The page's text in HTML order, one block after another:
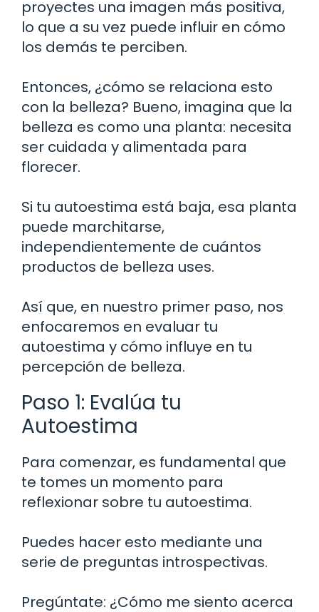
proyectes una imagen más positiva,
lo que a su vez puede influir en cómo
los demás te perciben.
Entonces, ¿cómo se relaciona esto
con la belleza? Bueno, imagina que la
belleza es como una planta: necesita
ser cuidada y alimentada para
florecer.
Si tu autoestima está baja, esa planta
puede marchitarse,
independientemente de cuántos
productos de belleza uses.
Así que, en nuestro primer paso, nos
enfocaremos en evaluar tu
autoestima y cómo influye en tu
percepción de belleza.
Paso 1: Evalúa tu
Autoestima
Para comenzar, es fundamental que
te tomes un momento para
reflexionar sobre tu autoestima.
Puedes hacer esto mediante una
serie de preguntas introspectivas.
Pregúntate: ¿Cómo me siento acerca